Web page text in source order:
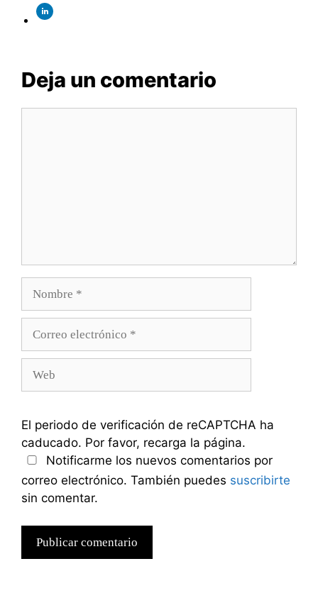
Deja un comentario
El periodo de verificación de reCAPTCHA ha
caducado. Por favor, recarga la página.
Notificarme los nuevos comentarios por
correo electrónico. También puedes suscribirte
sin comentar.